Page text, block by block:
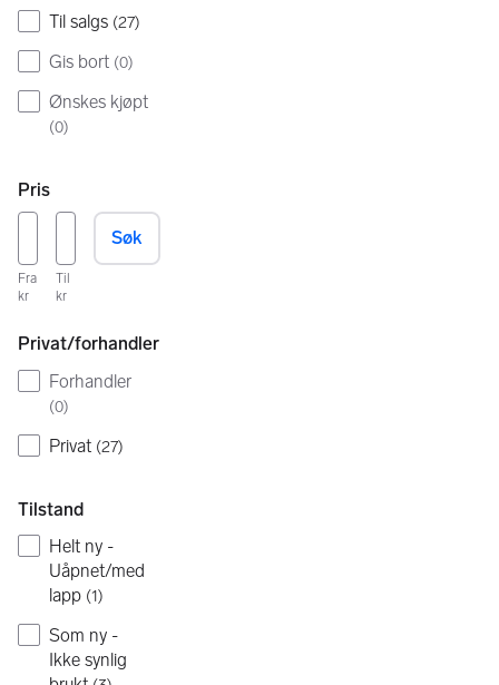
Til salgs (27)
Gis bort (0)
Ønskes kjøpt
(0)
Pris
Fra
kr
Til
kr
Søk
Privat/forhandler
Forhandler
(0)
Privat (27)
Tilstand
Helt ny -
Uåpnet/med
lapp (1)
Som ny -
Ikke synlig